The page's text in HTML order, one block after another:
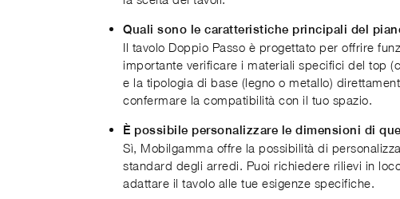
Quali sono le caratteristiche principali del
Il tavolo Doppio Passo è progettato per offrire
importante verificare i materiali specifici del top
e la tipologia di base (legno o metallo)
confermare la compatibilità con il tuo spazio.
È possibile personalizzare le dimensioni di
Sì, Mobilgamma offre la possibilità di
standard degli arredi. Puoi richiedere rilievi in
adattare il tavolo alle tue esigenze specifiche.